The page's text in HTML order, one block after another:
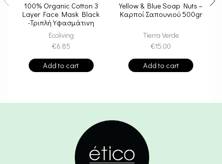
100% Organic Cotton 3
Layer Face Mask Black
-Τριπλή Υφασμάτινη
Μάσκα Πολλαπλών
Ecoliving
€6.85
Add to cart
Yellow & Blue Soap Nuts –
Καρποί Σαπουνιού 500gr
Tierra Verde
€15.00
Add to cart